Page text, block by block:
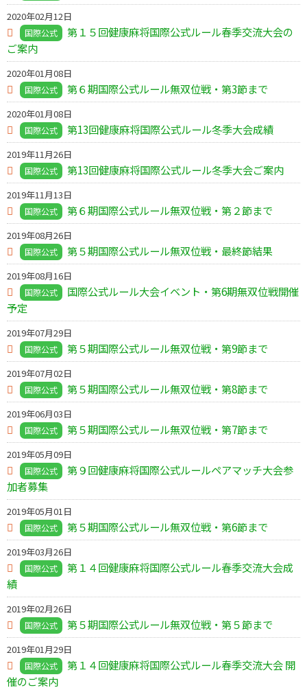
2020年02月12日
国際公式
第１５回健康麻将国際公式ルール春季交流大会の
ご案内
2020年01月08日
国際公式 第６期国際公式ルール無双位戦・第3節まで
2020年01月08日
国際公式 第13回健康麻将国際公式ルール冬季大会成績
2019年11月26日
国際公式 第13回健康麻将国際公式ルール冬季大会ご案内
2019年11月13日
国際公式 第６期国際公式ルール無双位戦・第２節まで
2019年08月26日
国際公式 第５期国際公式ルール無双位戦・最終節結果
2019年08月16日
国際公式
国際公式ルール大会イベント・第6期無双位戦開催
予定
2019年07月29日
国際公式 第５期国際公式ルール無双位戦・第9節まで
2019年07月02日
国際公式 第５期国際公式ルール無双位戦・第8節まで
2019年06月03日
国際公式 第５期国際公式ルール無双位戦・第7節まで
2019年05月09日
国際公式
第９回健康麻将国際公式ルールペアマッチ大会参
加者募集
2019年05月01日
国際公式 第５期国際公式ルール無双位戦・第6節まで
2019年03月26日
国際公式
第１４回健康麻将国際公式ルール春季交流大会成
績
2019年02月26日
国際公式 第５期国際公式ルール無双位戦・第５節まで
2019年01月29日
国際公式
第１４回健康麻将国際公式ルール春季交流大会 開
催のご案内